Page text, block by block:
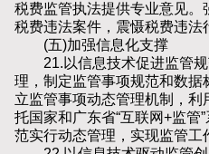
税费监管执法提供专业意见
税费违法案件，震慑税费违法
(五)加强信息化支撑
21.以信息技术促进监管规
理，制定监管事项规范和数
立监管事项动态管理机制，
托国家和广东省“互联网+监管
范实行动态管理，实现监管工